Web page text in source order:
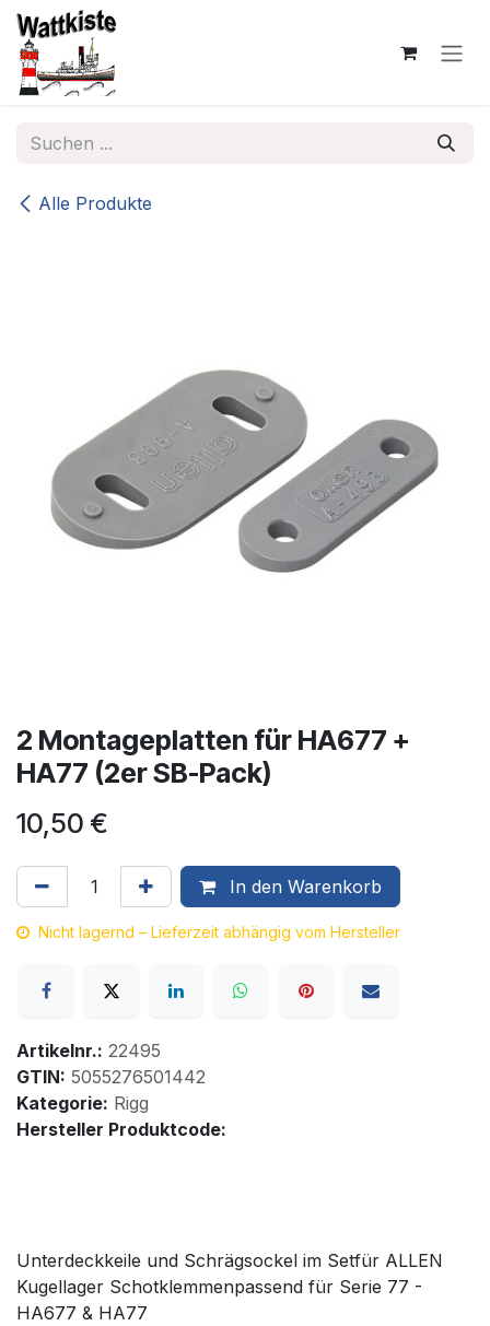
Zum Inhalt springen
Alle Produkte
2 Montageplatten für HA677 +
HA77 (2er SB-Pack)
10,50 €
In den Warenkorb
Nicht lagernd – Lieferzeit abhängig vom Hersteller
Artikelnr.: 22495
GTIN: 5055276501442
Kategorie: Rigg
Hersteller Produktcode:
Unterdeckkeile und Schrägsockel im Setfür ALLEN
Kugellager Schotklemmenpassend für Serie 77 -
HA677 & HA77